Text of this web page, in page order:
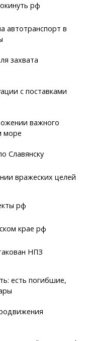
рф
автотранспорт в
захвата
с поставками
важного
море
Славянску
вражеских целей
рф
крае рф
НПЗ
есть погибшие,